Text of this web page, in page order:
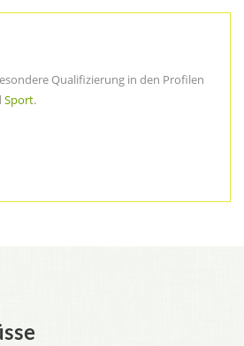
Qualifizierung in den Profilen
Sport.